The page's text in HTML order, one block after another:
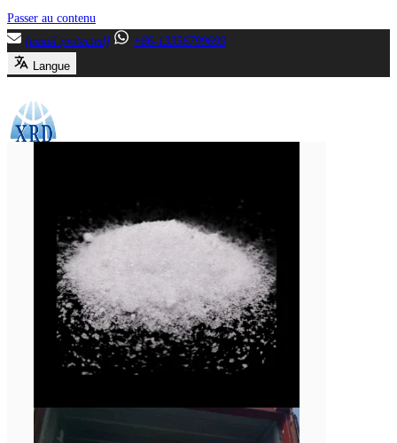
Passer au contenu
[email protected]
+86-13356799699
Langue
Fermer